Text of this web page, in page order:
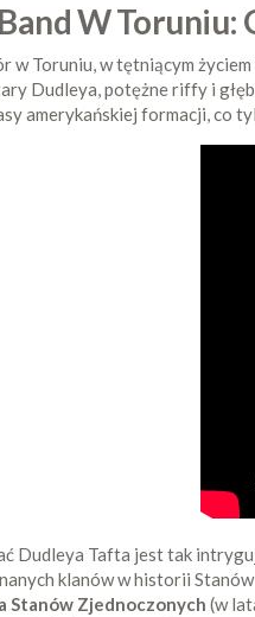
W Toruniu:
w Toruniu, w tętniącym
Dudleya, potężne riffy i
amerykańskiej formacji, co
Dudleya Tafta jest tak
klanów w historii
Stanów Zjednoczonych (w